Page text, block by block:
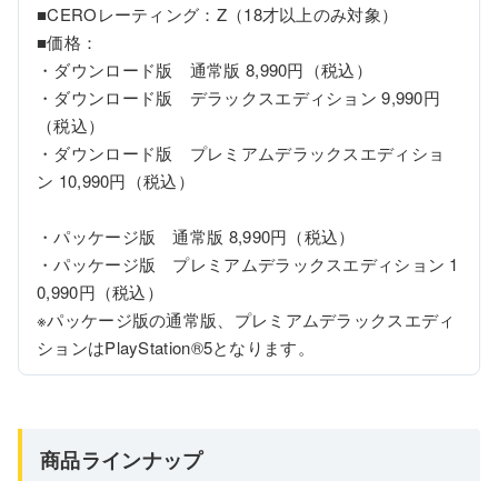
■CEROレーティング：Z（18才以上のみ対象）
■価格：
・ダウンロード版　通常版 8,990円（税込）
・ダウンロード版　デラックスエディション 9,990円
（税込）
・ダウンロード版　プレミアムデラックスエディショ
ン 10,990円（税込）
・パッケージ版　通常版 8,990円（税込）
・パッケージ版　プレミアムデラックスエディション 1
0,990円（税込）
※パッケージ版の通常版、プレミアムデラックスエディ
ションはPlayStation®5となります。
商品ラインナップ